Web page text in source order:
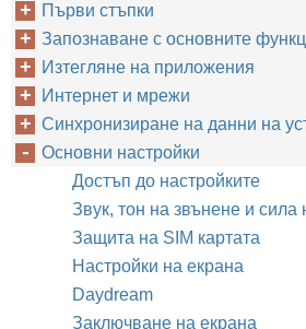
Първи стъпки
Запознаване с основните
Изтегляне на приложения
Интернет и мрежи
Синхронизиране на данни на
Основни настройки
Достъп до настройките
Звук, тон на звънене и сила
Защита на SIM картата
Настройки на екрана
Daydream
Заключване на екрана